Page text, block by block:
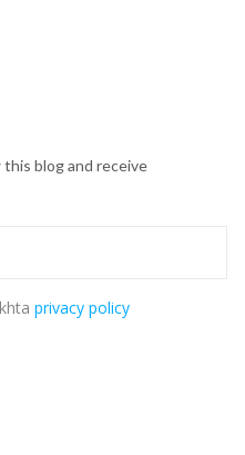
blog and receive
privacy policy